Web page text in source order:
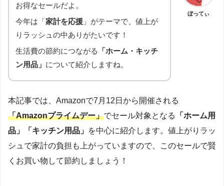
ぼってぃ
お得なセールだよ。
今年は「家計を応援 」がテーマで、値上が
りラッシュの中ありがたいです！
生活費の節約につながる
「ホーム・キッチ
ン用品」 について紹介しますね。
本記事では、Amazonで7月12日から開催される
「Amazonプライムデー」でセール対象となる
「ホーム用
品」「キッチン用品」 を中心に紹介します。値上がりラッ
シュで家計の負担も上がっていますので、このセールで賢
くお買い物して節約しましょう！